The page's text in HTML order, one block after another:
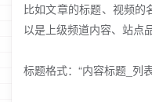
比如文章的标题、视频的
以是上级频道内容、站点
标题格式：“内容标题_列